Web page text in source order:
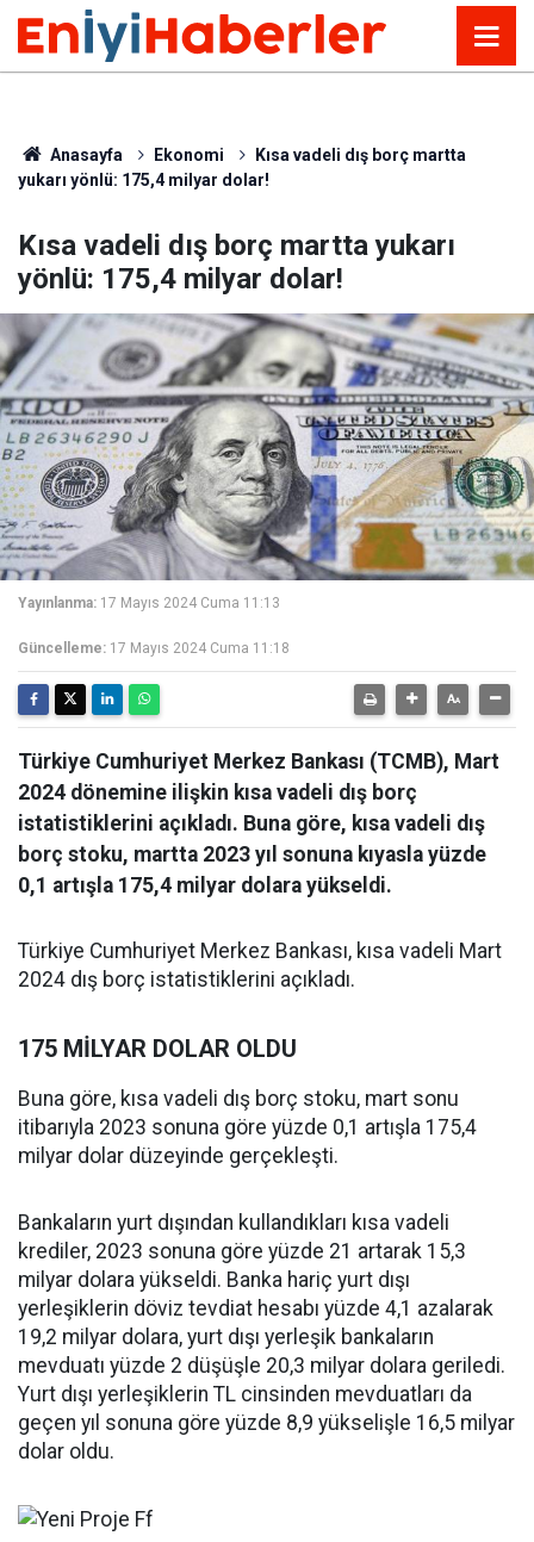
Anasayfa Ekonomi
Kısa vadeli dış borç martta
yukarı yönlü: 175,4 milyar dolar!
Kısa vadeli dış borç martta yukarı
yönlü: 175,4 milyar dolar!
Yayınlanma: 17 Mayıs 2024 Cuma 11:13
Güncelleme: 17 Mayıs 2024 Cuma 11:18
Türkiye Cumhuriyet Merkez Bankası (TCMB), Mart
2024 dönemine ilişkin kısa vadeli dış borç
istatistiklerini açıkladı. Buna göre, kısa vadeli dış
borç stoku, martta 2023 yıl sonuna kıyasla yüzde
0,1 artışla 175,4 milyar dolara yükseldi.
Türkiye Cumhuriyet Merkez Bankası, kısa vadeli Mart
2024 dış borç istatistiklerini açıkladı.
175 MİLYAR DOLAR OLDU
Buna göre, kısa vadeli dış borç stoku, mart sonu
itibarıyla 2023 sonuna göre yüzde 0,1 artışla 175,4
milyar dolar düzeyinde gerçekleşti.
Bankaların yurt dışından kullandıkları kısa vadeli
krediler, 2023 sonuna göre yüzde 21 artarak 15,3
milyar dolara yükseldi. Banka hariç yurt dışı
yerleşiklerin döviz tevdiat hesabı yüzde 4,1 azalarak
19,2 milyar dolara, yurt dışı yerleşik bankaların
mevduatı yüzde 2 düşüşle 20,3 milyar dolara geriledi.
Yurt dışı yerleşiklerin TL cinsinden mevduatları da
geçen yıl sonuna göre yüzde 8,9 yükselişle 16,5 milyar
dolar oldu.